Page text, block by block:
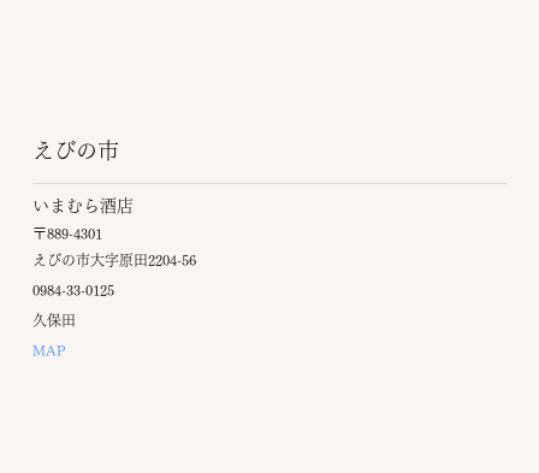
えびの市
いまむら酒店
〒889-4301
えびの市大字原田2204-56
0984-33-0125
久保田
MAP